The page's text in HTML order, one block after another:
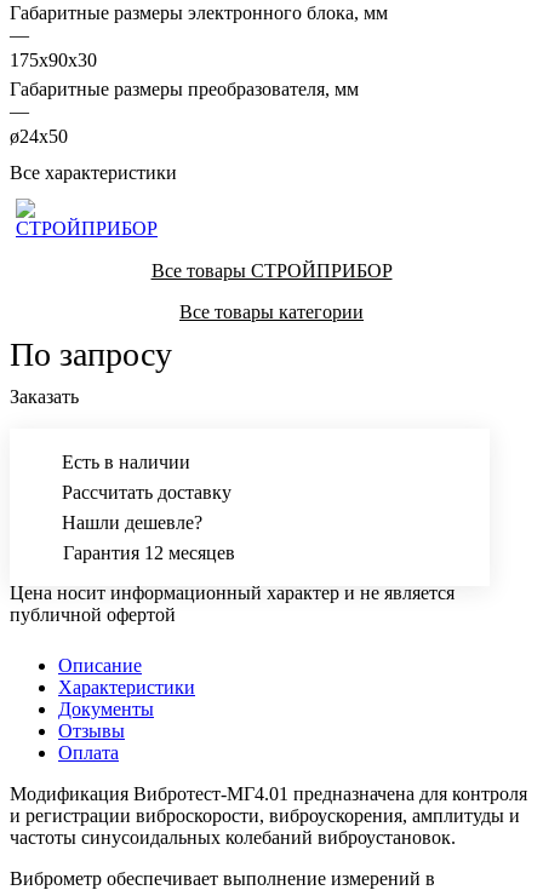
Габаритные размеры электронного блока, мм
—
175x90x30
Габаритные размеры преобразователя, мм
—
ø24x50
Все характеристики
Все товары СТРОЙПРИБОР
Все товары категории
По запросу
Заказать
Есть в наличии
Рассчитать доставку
Нашли дешевле?
Гарантия 12 месяцев
Цена носит информационный характер и не является
публичной офертой
Описание
Характеристики
Документы
Отзывы
Оплата
Модификация Вибротест-МГ4.01 предназначена для контроля
и регистрации виброскорости, виброускорения, амплитуды и
частоты синусоидальных колебаний виброустановок.
Виброметр обеспечивает выполнение измерений в